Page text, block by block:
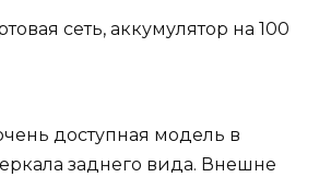
сеть, аккумулятор на 100
доступная модель в
заднего вида. Внешне